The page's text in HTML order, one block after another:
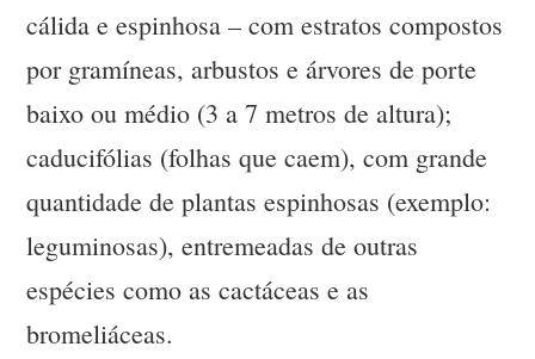
cálida e espinhosa – com estratos compostos
por gramíneas, arbustos e árvores de porte
baixo ou médio (3 a 7 metros de altura);
caducifólias (folhas que caem), com grande
quantidade de plantas espinhosas (exemplo:
leguminosas), entremeadas de outras
espécies como as cactáceas e as
bromeliáceas.